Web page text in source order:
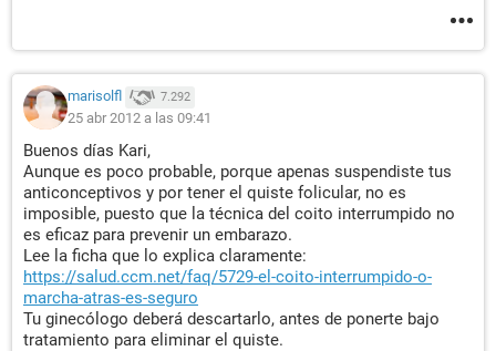
marisolfl 7.292
25 abr 2012 a las 09:41
Buenos días Kari,
Aunque es poco probable, porque apenas suspendiste tus
anticonceptivos y por tener el quiste folicular, no es
imposible, puesto que la técnica del coito interrumpido no
es eficaz para prevenir un embarazo.
Lee la ficha que lo explica claramente:
https://salud.ccm.net/faq/5729-el-coito-interrumpido-o-
marcha-atras-es-seguro
Tu ginecólogo deberá descartarlo, antes de ponerte bajo
tratamiento para eliminar el quiste.